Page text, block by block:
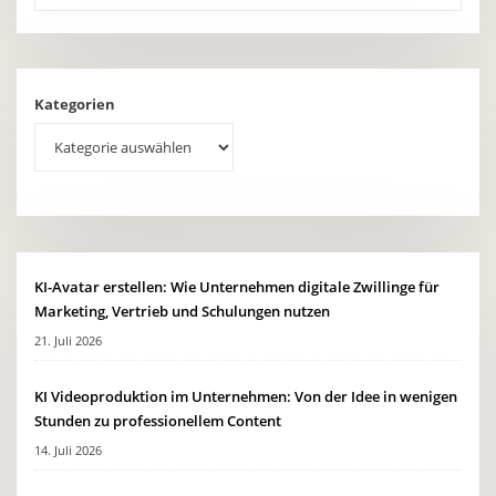
Kategorien
KI-Avatar erstellen: Wie Unternehmen digitale Zwillinge für
Marketing, Vertrieb und Schulungen nutzen
21. Juli 2026
KI Videoproduktion im Unternehmen: Von der Idee in wenigen
Stunden zu professionellem Content
14. Juli 2026